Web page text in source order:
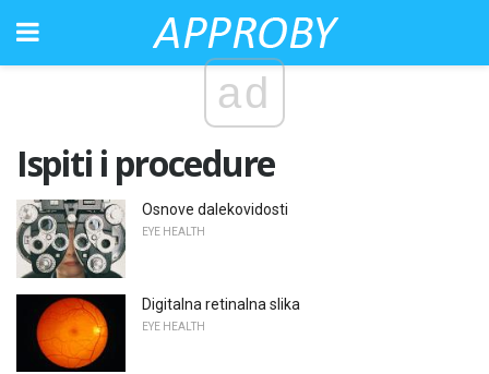
ad
Ispiti i procedure
Osnove dalekovidosti
EYE HEALTH
Digitalna retinalna slika
EYE HEALTH